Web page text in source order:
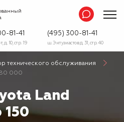
81-41
д. 10, стр. 19
(495) 300-81-41
ш. Энтузиастов д. 31, стр. 40
технического обслуживания
000
Land
150